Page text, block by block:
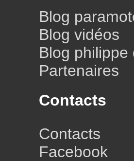
Blog
Blog vidéos
Blog philippe
Partenaires
Contacts
Contacts
Facebook